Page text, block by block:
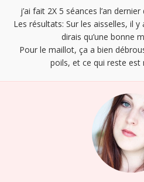
j’ai fait 2X 5 séances l’an
Les résultats: Sur les aisselles, il
dirais qu’une bonne
Pour le maillot, ça a bien
poils, et ce qui reste